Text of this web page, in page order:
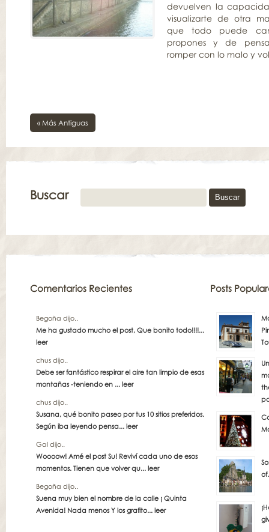
devuelven la
visualizarte de otra
que todo puede
propones y de
romper con lo malo y
« Más Antiguas
Buscar
Comentarios Recientes
Begoña dijo..
Me ha gustado mucho el post, Que bonito todo!!!!...
leer
chus dijo..
Debe ser fantástico respirar el aire tan limpio de esas
montañas -teniendo en ... leer
chus dijo..
Susana, qué bonito paseo por tus 10 sitios preferidos.
Según iba leyendo pensa... leer
Gal dijo..
Woooow! Amé el post Su! Reviví cada uno de esos
momentos. Tienen que volver qu... leer
Begoña dijo..
Suena muy bien el nombre de la calle ¡ Quinta
Avenida! Nada menos Y los grafito... leer
Posts